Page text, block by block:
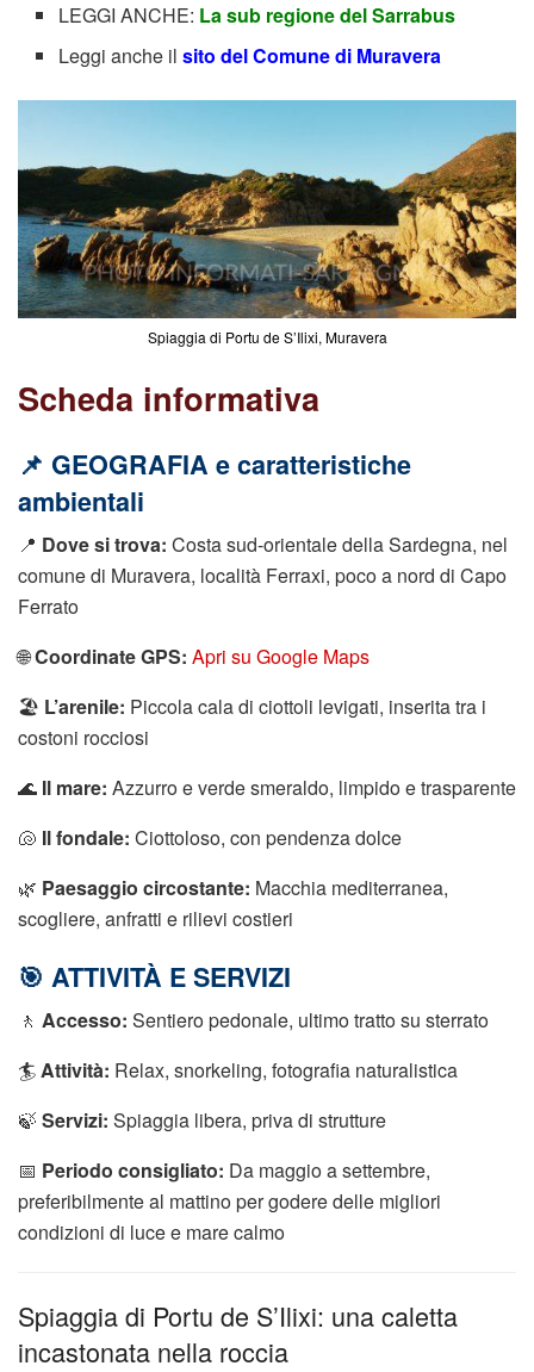
LEGGI ANCHE: La sub regione del Sarrabus
Leggi anche ilsito del Comune di Muravera
Spiaggia di Portu de S’Ilixi, Muravera
Scheda informativa
📌 GEOGRAFIA e caratteristiche
ambientali
📍 Dove si trova: Costa sud-orientale della Sardegna, nel
comune di Muravera, località Ferraxi, poco a nord di Capo
Ferrato
🌐Coordinate GPS: Apri su Google Maps
🏖️ L’arenile: Piccola cala di ciottoli levigati, inserita tra i
costoni rocciosi
🌊 Il mare: Azzurro e verde smeraldo, limpido e trasparente
🐚 Il fondale: Ciottoloso, con pendenza dolce
🌿 Paesaggio circostante: Macchia mediterranea,
scogliere, anfratti e rilievi costieri
🎯 ATTIVITÀ E SERVIZI
🚶 Accesso: Sentiero pedonale, ultimo tratto su sterrato
🏄Attività: Relax, snorkeling, fotografia naturalistica
🍃 Servizi: Spiaggia libera, priva di strutture
📅 Periodo consigliato: Da maggio a settembre,
preferibilmente al mattino per godere delle migliori
condizioni di luce e mare calmo
Spiaggia di Portu de S’Ilixi: una caletta
incastonata nella roccia